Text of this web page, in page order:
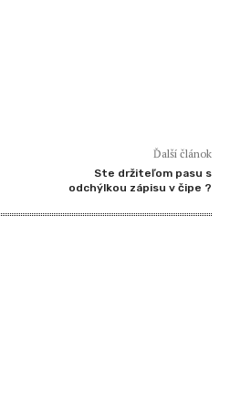
Ďalší článok
Ste držiteľom pasu s
odchýlkou zápisu v čipe ?